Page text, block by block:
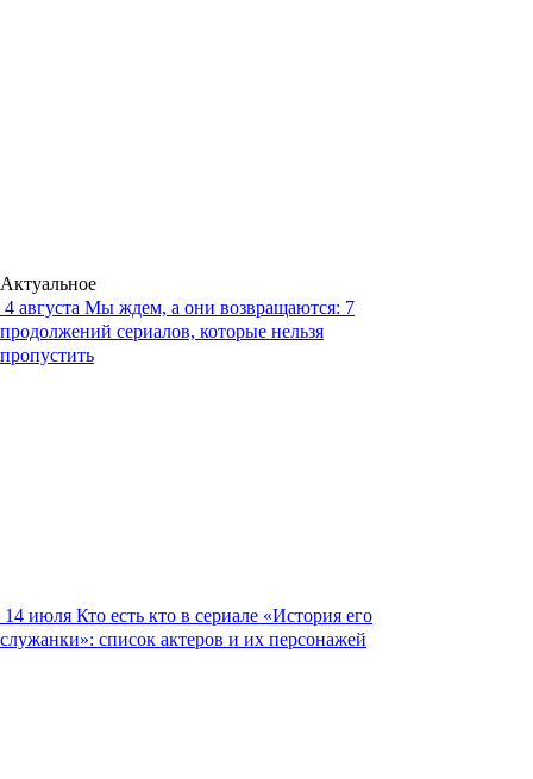
Актуальное
4 августа Мы ждем, а они возвращаются: 7
продолжений сериалов, которые нельзя
пропустить
14 июля Кто есть кто в сериале «История его
служанки»: список актеров и их персонажей